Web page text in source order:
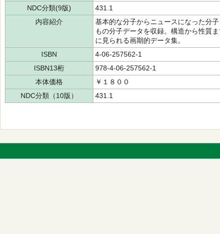
NDC分類(9版)
431.1
内容紹介
基本的な分子からニュースになった分
もの分子データを収録。構造から性質
に見られる画期的データ集。
ISBN
4-06-257562-1
ISBN13桁
978-4-06-257562-1
本体価格
￥１８００
NDC分類（10版）
431.1